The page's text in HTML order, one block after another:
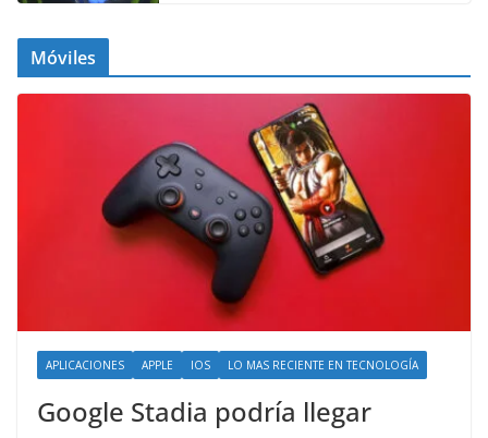
Móviles
APLICACIONES APPLE IOS LO MAS RECIENTE EN TECNOLOGÍA
Google Stadia podría llegar